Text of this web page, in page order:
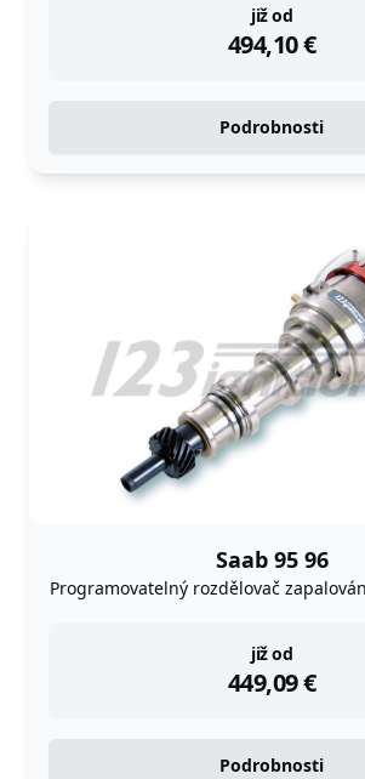
již od
494,10€
instock
Podrobnosti
Saab 95 96
Programovatelný rozdělovač
již od
449,09€
instock
Podrobnosti